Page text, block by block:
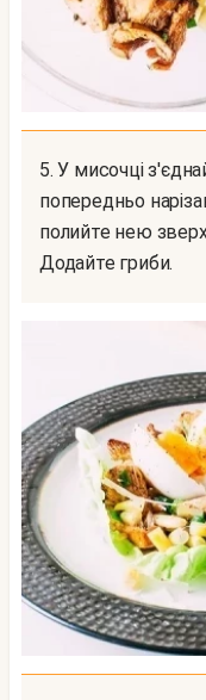
5. У мисочці з'єднайте квасоля, і зелену цибулю,
попередньо
полийте нею
Додайте гриби.